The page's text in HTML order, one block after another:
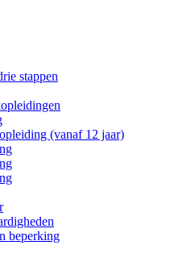
stappen
(vanaf 12 jaar)
beperking